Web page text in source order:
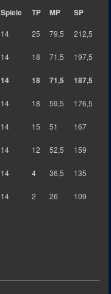
Spiele TP MP SP
14 25 79,5 212,5
14 18 71,5 197,5
14 18 71,5 187,5
14 18 59,5 176,5
14 15 51 167
14 12 52,5 159
14 4 36,5 135
14 2 26 109